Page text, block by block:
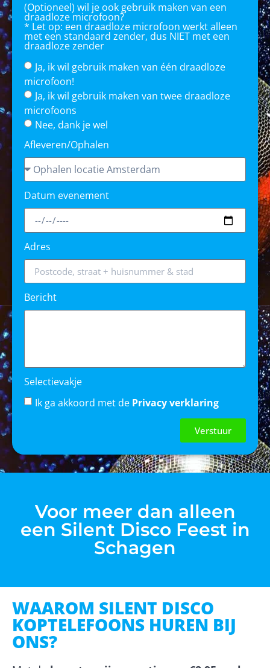
(Optioneel) wil je ook gebruik maken van een
draadloze microfoon?
* Let op: een draadloze microfoon werkt alleen
met een standaard zender, dus NIET met een
draadloze zender
Ja, ik wil gebruik maken van één draadloze
microfoon!
Ja, ik wil gebruik maken van twee draadloze
microfoons
Nee, dank je wel
Afleveren/Ophalen
Datum evenement
Adres
Bericht
Selectievakje
Ik ga akkoord met de Privacy verklaring
Verstuur
Voor meer dan alleen
een Silent Disco Feest in
Schagen
WAAROM SILENT DISCO
KOPTELEFOONS HUREN BIJ
ONS?